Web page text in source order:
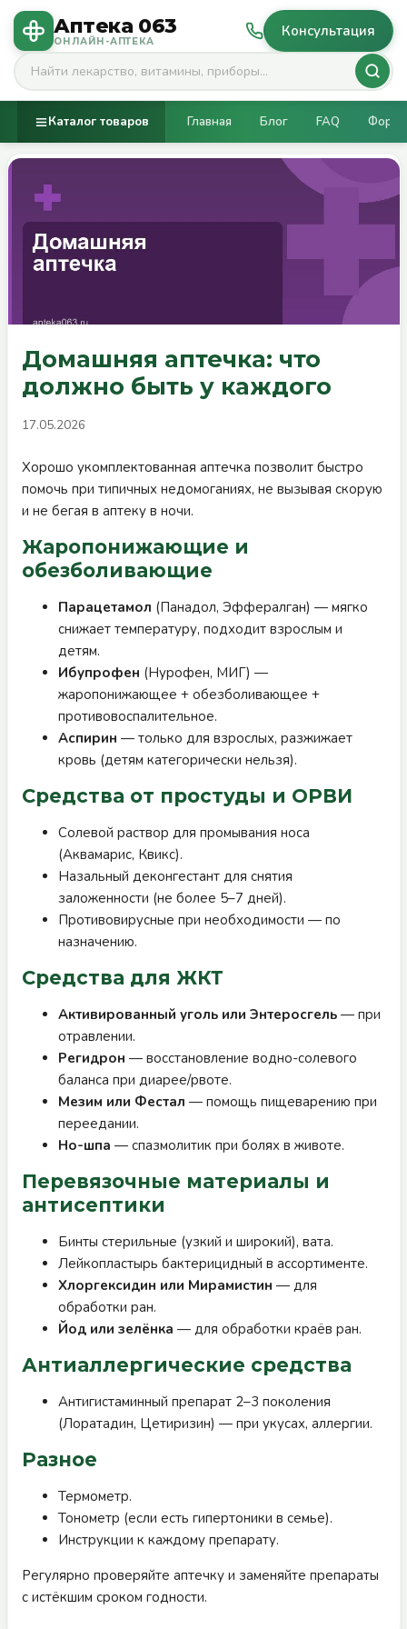
Аптека 063
ОНЛАЙН-АПТЕКА
Консультация
Каталог товаров Главная Блог FAQ Форум
Домашняя аптечка: что
должно быть у каждого
17.05.2026
Хорошо укомплектованная аптечка позволит быстро
помочь при типичных недомоганиях, не вызывая скорую
и не бегая в аптеку в ночи.
Жаропонижающие и
обезболивающие
Парацетамол (Панадол, Эффералган) — мягко
снижает температуру, подходит взрослым и
детям.
Ибупрофен (Нурофен, МИГ) —
жаропонижающее + обезболивающее +
противовоспалительное.
Аспирин — только для взрослых, разжижает
кровь (детям категорически нельзя).
Средства от простуды и ОРВИ
Солевой раствор для промывания носа
(Аквамарис, Квикс).
Назальный деконгестант для снятия
заложенности (не более 5–7 дней).
Противовирусные при необходимости — по
назначению.
Средства для ЖКТ
Активированный уголь или Энтеросгель— при
отравлении.
Регидрон — восстановление водно-солевого
баланса при диарее/рвоте.
Мезим или Фестал — помощь пищеварению при
переедании.
Но-шпа — спазмолитик при болях в животе.
Перевязочные материалы и
антисептики
Бинты стерильные (узкий и широкий), вата.
Лейкопластырь бактерицидный в ассортименте.
Хлоргексидин или Мирамистин — для
обработки ран.
Йод или зелёнка — для обработки краёв ран.
Антиаллергические средства
Антигистаминный препарат 2–3 поколения
(Лоратадин, Цетиризин) — при укусах, аллергии.
Разное
Термометр.
Тонометр (если есть гипертоники в семье).
Инструкции к каждому препарату.
Регулярно проверяйте аптечку и заменяйте препараты
с истёкшим сроком годности.